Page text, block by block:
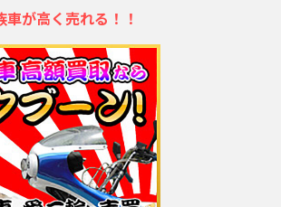
車が高く売れる！！